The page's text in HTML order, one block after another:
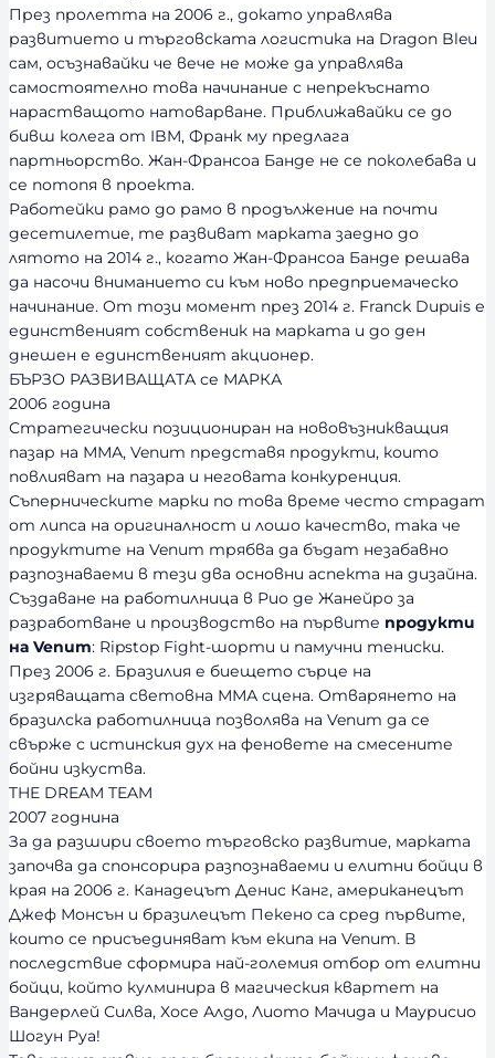
През пролетта на 2006 г., докато управлява
развитието и търговската логистика на Dragon Bleu
сам, осъзнавайки че вече не може да управлява
самостоятелно това начинание с непрекъснато
нарастващото натоварване. Приближавайки се до
бивш колега от IBM, Франк му предлага
партньорство. Жан-Франсоа Банде не се поколебава и
се потопя в проекта.
Работейки рамо до рамо в продължение на почти
десетилетие, те развиват марката заедно до
лятото на 2014 г., когато Жан-Франсоа Банде решава
да насочи вниманието си към ново предприемаческо
начинание. От този момент през 2014 г. Franck Dupuis е
единственият собственик на марката и до ден
днешен е единственият акционер.
БЪРЗО РАЗВИВАЩАТА се МАРКА
2006 година
Стратегически позициониран на нововъзникващия
пазар на ММА, Venum представя продукти, които
повлияват на пазара и неговата конкуренция.
Съперническите марки по това време често страдат
от липса на оригиналност и лошо качество, така че
продуктите на Venum трябва да бъдат незабавно
разпознаваеми в тези два основни аспекта на дизайна.
Създаване на работилница в Рио де Жанейро за
разработване и производство на първите продукти
на Venum: Ripstop Fight-шорти и памучни тениски.
През 2006 г. Бразилия е биещето сърце на
изгряващата световна ММА сцена. Отварянето на
бразилска работилница позволява на Venum да се
свърже с истинския дух на феновете на смесените
бойни изкуства.
THE DREAM TEAM
2007 годнина
За да разшири своето търговско развитие, марката
започва да спонсорира разпознаваеми и елитни бойци в
края на 2006 г. Канадецът Денис Канг, американецът
Джеф Монсън и бразилецът Пекено са сред първите,
които се присъединяват към екипа на Venum. В
последствие сформира най-големия отбор от елитни
бойци, който кулминира в магическия квартет на
Вандерлей Силва, Хосе Алдо, Лиото Мачида и Маурисио
Шогун Руа!